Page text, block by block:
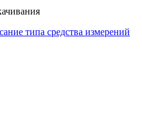
типа средства измерений